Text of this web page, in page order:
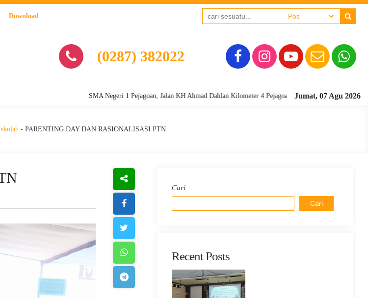
Download
(0287) 382022
Jumat, 07 Agu 2026
SMA Negeri 1 Pejagoan, Jalan KH Ahmad Dahlan Kilometer 4 Pejagoan, Kebumen - Kode Pos 54361
- PARENTING DAY DAN RASIONALISASI PTN
Cari
Cari
Recent Posts